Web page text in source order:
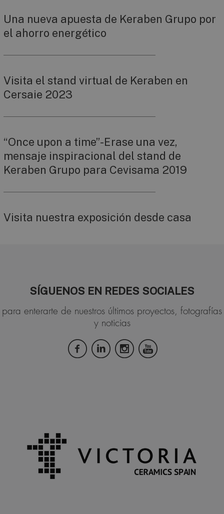
Una nueva apuesta de Keraben Grupo por
el ahorro energético
Visita el stand virtual de Keraben en
Cersaie 2023
“Once upon a time”-Erase una vez,
mensaje inspiracional del stand de
Keraben Grupo para Cevisama 2019
Visita nuestra exposición desde casa
SÍGUENOS EN REDES SOCIALES
para enterarte de nuestros últimos proyectos, fotografías
y noticias